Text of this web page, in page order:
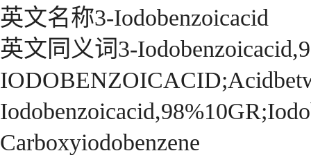
英文名称3-Iodobenzoicacid
英文同义词3-
Carboxyiodobenzene